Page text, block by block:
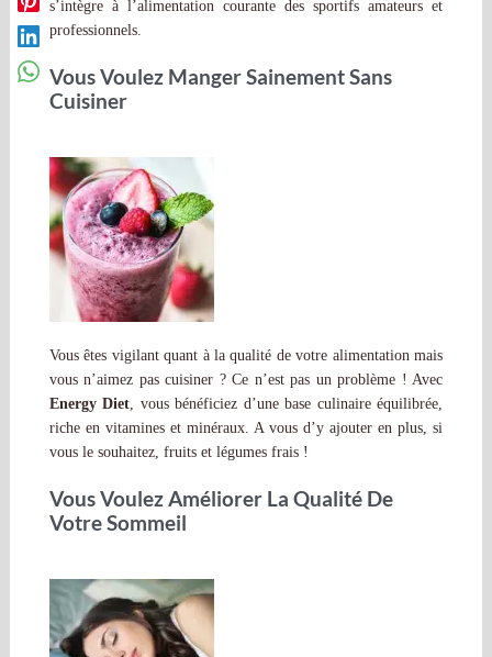
s’intègre à l’alimentation courante des sportifs amateurs et
professionnels.
Vous Voulez Manger Sainement Sans
Cuisiner
Vous êtes vigilant quant à la qualité de votre alimentation mais
vous n’aimez pas cuisiner ? Ce n’est pas un problème ! Avec
Energy Diet , vous bénéficiez d’une base culinaire équilibrée,
riche en vitamines et minéraux. A vous d’y ajouter en plus, si
vous le souhaitez, fruits et légumes frais !
Vous Voulez Améliorer La Qualité De
Votre Sommeil